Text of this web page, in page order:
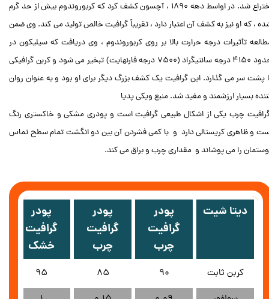
اختراع شد. در اواسط دهه 1890 ، آچسون کشف کرد که کربوروندوم بیش از حد گرم
، که او نیز به کشف آن اعتبار دارد ، تقریباً گرافیت خالص تولید می کند. وی ضمن
تأثیرات درجه حرارت بالا بر روی کربوروندوم ، وی دریافت که سیلیکون در
حدود 4150 درجه سانتیگراد (7500 درجه فارنهایت) تبخیر می شود و کربن گرافیکی
پشت سر می گذارد. این گرافیت یک کشف بزرگ دیگر برای او بود و به عنوان روان
بسیار ارزشمند و مفید شد. منبع ویکی پدیا
چرب یکی از اشکال طبیعی گرافیت است و پودری مشکی و خاکستری رنگ
و ظاهری کریستالی دارد و با کمی فشردن آن بین دو انگشت تمام سطح تماس
را می پوشاند و مقداری چرب و براق می کند.
دیتا شیت
پودر
گرافیت
چرب
پودر
گرافیت
چرب
پودر
گرافیت
خشک
کربن ثابت 90
85
95